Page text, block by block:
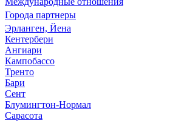
Города партнеры
Эрланген, Йена
Кентербери
Ангиари
Кампобассо
Тренто
Бари
Сент
Блумингтон-Нормал
Сарасота